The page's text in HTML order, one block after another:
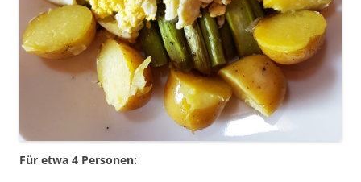
Für etwa 4 Personen: